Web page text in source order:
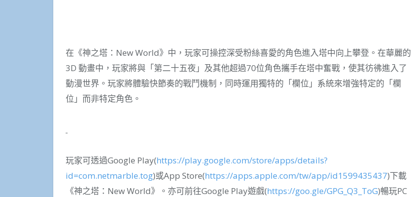
在《神之塔：New World》中，玩家可操控深受粉絲喜愛的角色進入塔中向上攀登。在華麗的
3D 動畫中，玩家將與「第二十五夜」及其他超過70位角色攜手在塔中奮戰，使其彷彿進入了
動漫世界。玩家將體驗快節奏的戰鬥機制，同時運用獨特的「欄位」系統來增強特定的「欄
位」而非特定角色。
玩家可透過Google Play(https://play.google.com/store/apps/details?
id=com.netmarble.tog)或App Store(https://apps.apple.com/tw/app/id1599435437)下載
《神之塔：New World》。亦可前往Google Play遊戲(https://goo.gle/GPG_Q3_ToG)暢玩PC